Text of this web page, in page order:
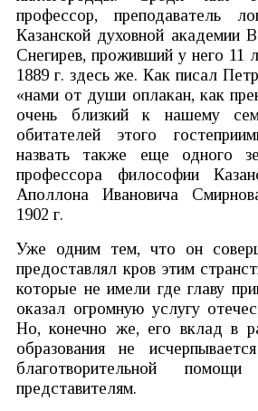
профессор, преподаватель
Казанской духовной академии
Снегирев, проживший у него 11
1889 г. здесь же. Как писал
«нами от души оплакан, как
очень близкий к нашему
обитателей этого
назвать также еще одного
профессора философии
Аполлона Ивановича
1902 г.
Уже одним тем, что он
предоставлял кров этим
которые не имели где главу
оказал огромную услугу
Но, конечно же, его вклад в
образования не
благотворительной
представителям.